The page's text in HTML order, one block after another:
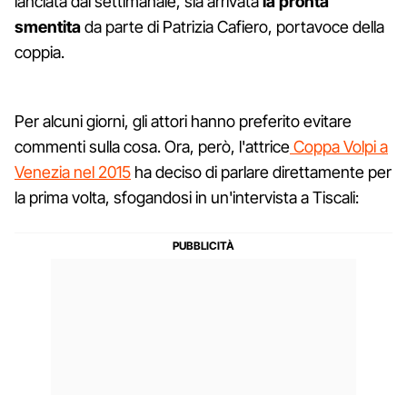
smentitada parte di Patrizia Cafiero, portavoce della
coppia.
Per alcuni giorni, gli attori hanno preferito evitare
commenti sulla cosa. Ora, però, l'attriceCoppa Volpi a
Venezia nel 2015 ha deciso di parlare direttamente per
la prima volta, sfogandosi in un'intervista a Tiscali: